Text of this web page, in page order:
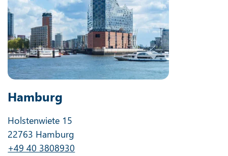
Hamburg
Holstenwiete 15
22763 Hamburg
+49 40 3808930